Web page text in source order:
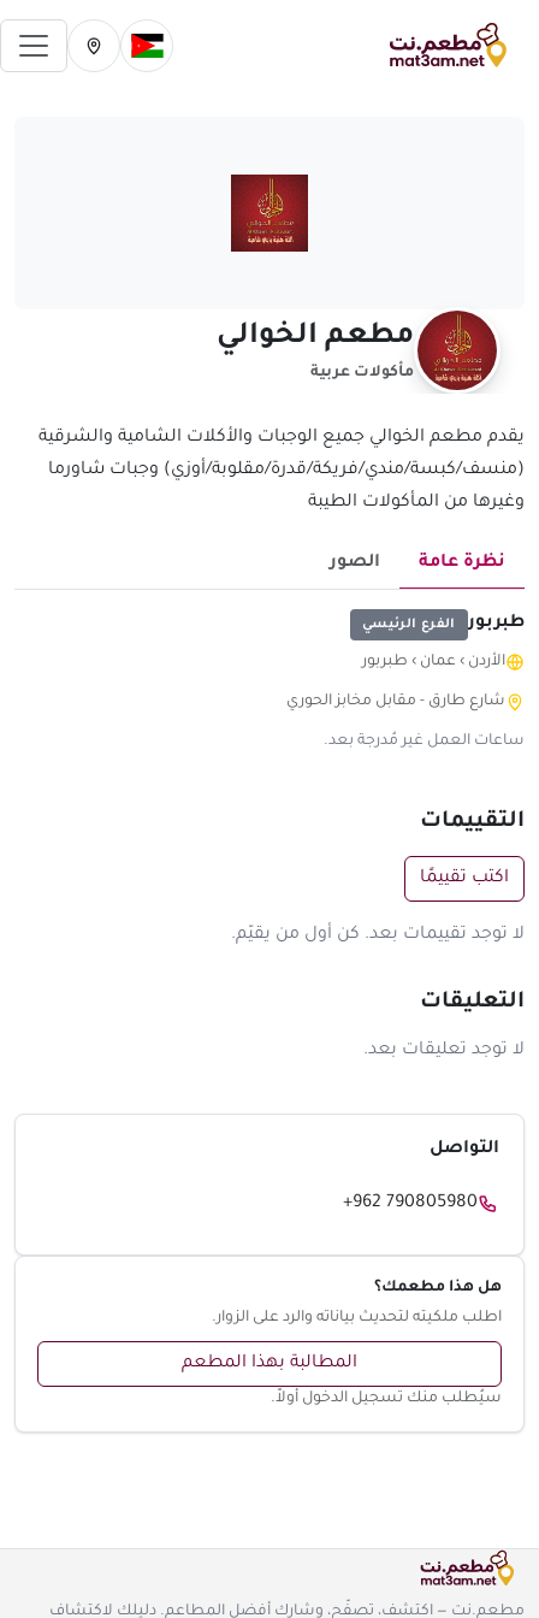
تغيير الدولة الحالية
تغيير المدينة
مطعم الخوالي
مأكولات عربية
يقدم مطعم الخوالي جميع الوجبات والأكلات الشامية والشرقية
(منسف/كبسة/مندي/فريكة/قدرة/مقلوبة/أوزي) وجبات شاورما
وغيرها من المأكولات الطيبة
نظرة عامة الصور
طبربور الفرع الرئيسي
الأردن › عمان › طبربور
شارع طارق - مقابل مخابز الحوري
ساعات العمل غير مُدرجة بعد.
التقييمات
اكتب تقييمًا
لا توجد تقييمات بعد. كن أول من يقيّم.
التعليقات
لا توجد تعليقات بعد.
التواصل
+962 790805980
هل هذا مطعمك؟
اطلب ملكيته لتحديث بياناته والرد على الزوار.
المطالبة بهذا المطعم
سيُطلب منك تسجيل الدخول أولاً.
مطعم.نت — اكتشف، تصفّح، وشارك أفضل المطاعم. دليلك لاكتشاف